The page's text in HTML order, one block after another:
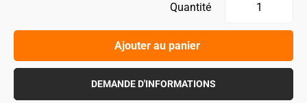
Quantité
Ajouter au panier
DEMANDE D'INFORMATIONS